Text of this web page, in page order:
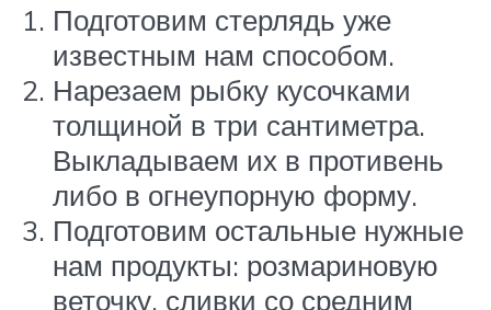
Подготовим стерлядь уже
известным нам способом.
Нарезаем рыбку кусочками
толщиной в три сантиметра.
Выкладываем их в противень
либо в огнеупорную форму.
Подготовим остальные нужные
нам продукты: розмариновую
веточку, сливки со средним